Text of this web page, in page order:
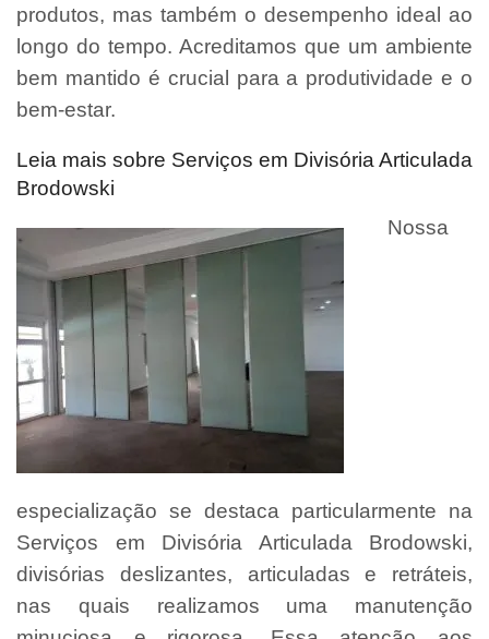
produtos, mas também o desempenho ideal ao
longo do tempo. Acreditamos que um ambiente
bem mantido é crucial para a produtividade e o
bem-estar.
Leia mais sobre Serviços em Divisória Articulada
Brodowski
Nossa
especialização se destaca particularmente na
Serviços em Divisória Articulada Brodowski,
divisórias deslizantes, articuladas e retráteis,
nas quais realizamos uma manutenção